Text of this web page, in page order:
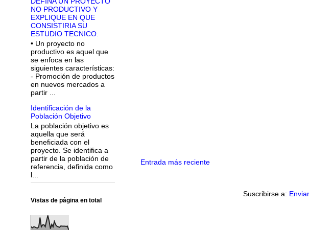
Entrada más reciente
Suscribirse a:
NO PRODUCTIVO Y
EXPLIQUE EN QUE
CONSISTIRIA SU
ESTUDIO TECNICO.
• Un proyecto no
productivo es aquel que
se enfoca en las
siguientes características:
- Promoción de productos
en nuevos mercados a
partir ...
Identificación de la
Población Objetivo
La población objetivo es
aquella que será
beneficiada con el
proyecto. Se identifica a
partir de la población de
referencia, definida como
l...
Vistas de página en total